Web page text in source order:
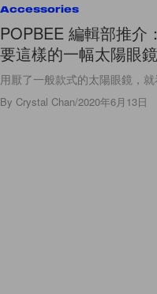
Accessories
POPBEE 編輯部推介
要這樣的一幅太陽眼鏡
用厭了一般款式的太陽眼鏡，就
By Crystal Chan/2020年6月13日